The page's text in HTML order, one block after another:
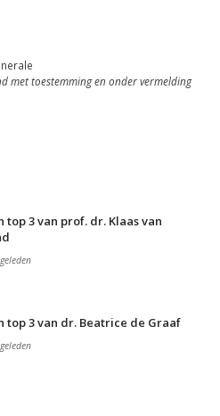
met toestemming en onder vermelding
top 3 van prof. dr. Klaas van
top 3 van dr. Beatrice de Graaf